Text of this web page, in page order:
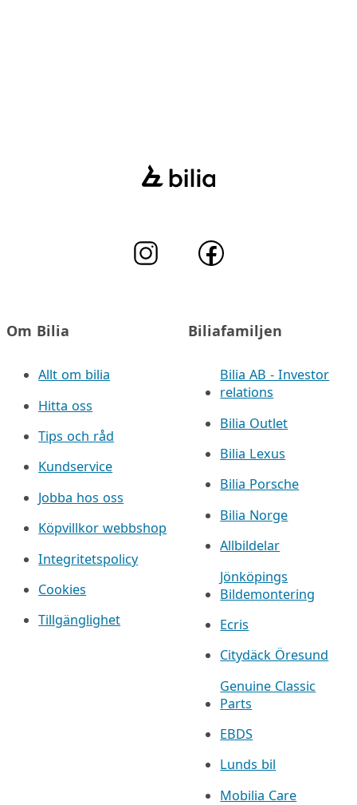
Om Bilia
Allt om bilia
Hitta oss
Tips och råd
Kundservice
Jobba hos oss
Köpvillkor webbshop
Integritetspolicy
Cookies
Tillgänglighet
Biliafamiljen
Bilia AB - Investor
relations
Bilia Outlet
Bilia Lexus
Bilia Porsche
Bilia Norge
Allbildelar
Jönköpings
Bildemontering
Ecris
Citydäck Öresund
Genuine Classic
Parts
EBDS
Lunds bil
Mobilia Care